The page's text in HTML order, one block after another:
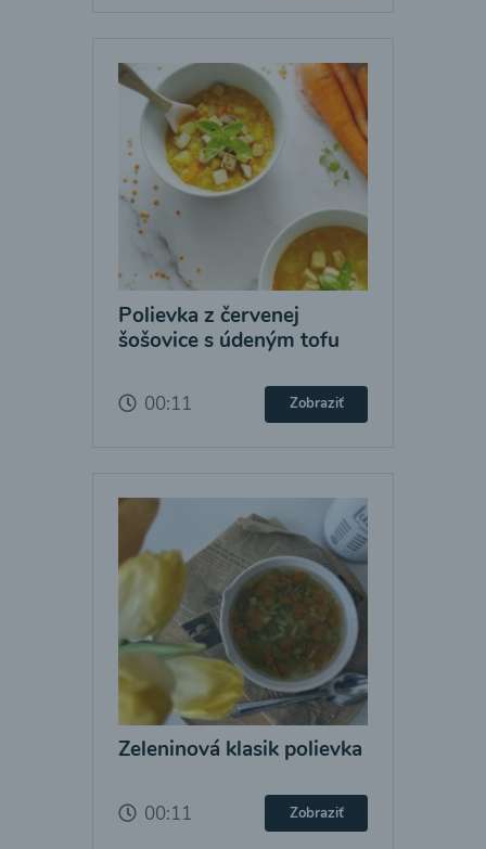
Polievka z červenej
šošovice s údeným tofu
00:11 Zobraziť
Zeleninová klasik polievka
00:11 Zobraziť